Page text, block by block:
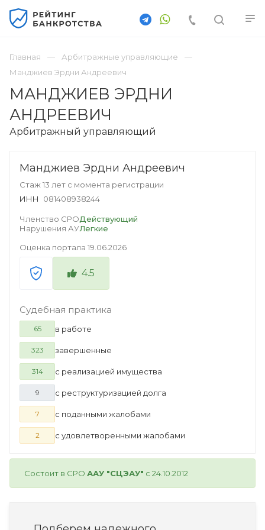
Главная
Арбитражные управляющие
Манджиев Эрдни Андреевич
МАНДЖИЕВ ЭРДНИ
АНДРЕЕВИЧ
Арбитражный управляющий
Манджиев Эрдни Андреевич
Стаж 13 лет с момента регистрации
ИНН
081408938244
Членство СРОДействующий
Нарушения АУЛегкие
Оценка портала 19.06.2026
4.5
Судебная практика
65 в работе
323 завершенные
314 с реализацией имущества
9 с реструктуризацией долга
7 с поданными жалобами
2 с удовлетворенными жалобами
Состоит в СРО ААУ "СЦЭАУ" с 24.10.2012